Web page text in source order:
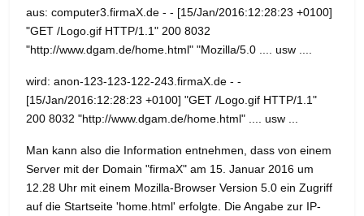
aus: computer3.firmaX.de - - [15/Jan/2016:12:28:23 +0100]
"GET /Logo.gif HTTP/1.1" 200 8032
"http://www.dgam.de/home.html" "Mozilla/5.0 .... usw ....
wird: anon-123-123-122-243.firmaX.de - -
[15/Jan/2016:12:28:23 +0100] "GET /Logo.gif HTTP/1.1"
200 8032 "http://www.dgam.de/home.html" .... usw ...
Man kann also die Information entnehmen, dass von einem
Server mit der Domain "firmaX" am 15. Januar 2016 um
12.28 Uhr mit einem Mozilla-Browser Version 5.0 ein Zugriff
auf die Startseite 'home.html' erfolgte. Die Angabe zur IP-